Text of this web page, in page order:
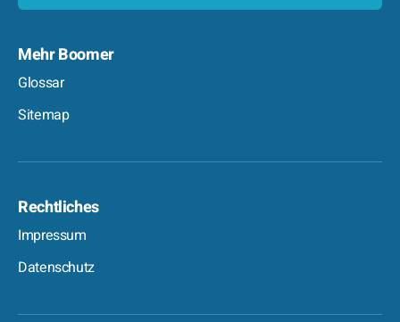
Mehr Boomer
Glossar
Sitemap
Rechtliches
Impressum
Datenschutz